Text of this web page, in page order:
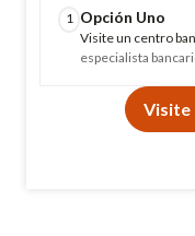
1 Opción Uno
Visite un centro
especialista
Visite